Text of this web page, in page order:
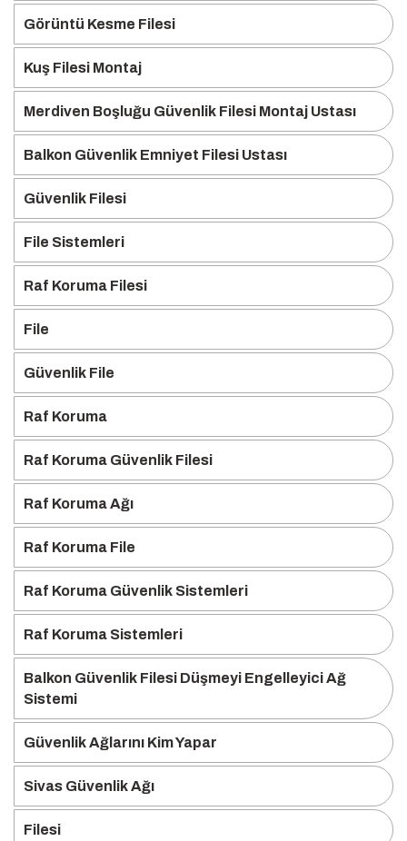
Görüntü Kesme Filesi
Kuş Filesi Montaj
Merdiven Boşluğu Güvenlik Filesi Montaj Ustası
Balkon Güvenlik Emniyet Filesi Ustası
Güvenlik Filesi
File Sistemleri
Raf Koruma Filesi
File
Güvenlik File
Raf Koruma
Raf Koruma Güvenlik Filesi
Raf Koruma Ağı
Raf Koruma File
Raf Koruma Güvenlik Sistemleri
Raf Koruma Sistemleri
Balkon Güvenlik Filesi Düşmeyi Engelleyici Ağ
Sistemi
Güvenlik Ağlarını Kim Yapar
Sivas Güvenlik Ağı
Filesi